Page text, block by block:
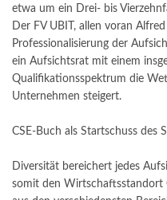
etwa um ein Drei- bis
Der FV UBIT, allen voran
Professionalisierung der
ein Aufsichtsrat mit einem
Qualifikationsspektrum die
Unternehmen steigert.
CSE-Buch als Startschuss des
Diversität bereichert jedes
somit den Wirtschaftsstandort